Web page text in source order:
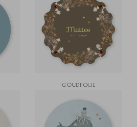
GOUDFOLIE